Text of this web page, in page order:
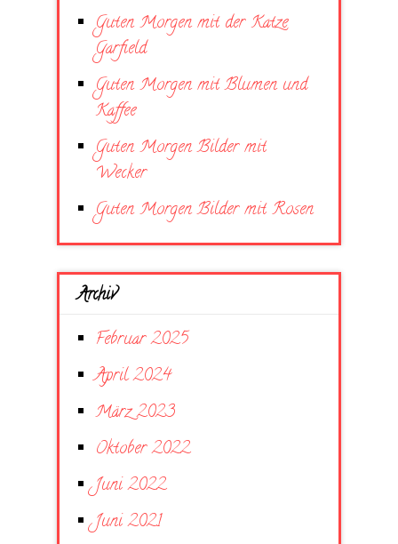
Guten Morgen mit der Katze
Garfield
Guten Morgen mit Blumen und
Kaffee
Guten Morgen Bilder mit
Wecker
Guten Morgen Bilder mit Rosen
Archiv
Februar 2025
April 2024
März 2023
Oktober 2022
Juni 2022
Juni 2021